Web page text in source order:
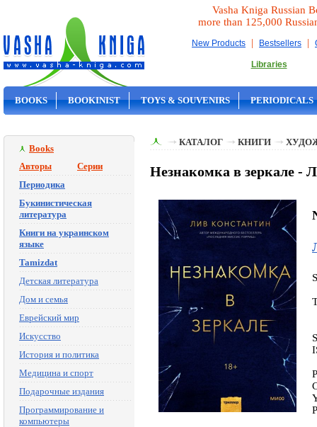
Vasha Kniga Russian
more than 125,000
New Products | Bestsellers |
Libraries
BOOKS BOOKINIST TOYS & SOUVENIRS PERIODICALS
Books
Авторы
Серии
Периодика
Букинистическая
литература
Книги на украинском
языке
Tamizdat
Детская литература
Дом и семья
Еврейский мир
Искусство
История и политика
Медицина и спорт
Подарочные издания
Программирование и
компьютеры
КАТАЛОГ КНИГИ
Незнакомка в зеркале -